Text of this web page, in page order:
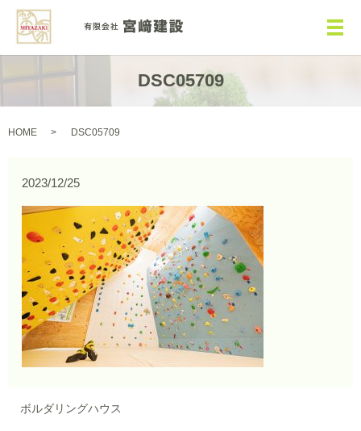
メ
DSC05709
HOME DSC05709
2023/12/25
ボルダリングハウス